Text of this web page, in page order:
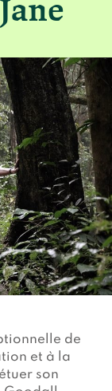
Jane"
de
et à la
son